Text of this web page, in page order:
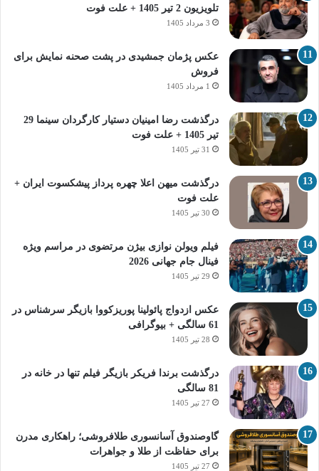
تلویزیون 2 تیر 1405 + علت فوت
3 مرداد 1405
عکس پژمان جمشیدی در پشت صحنه نمایش برای
فروش
1 مرداد 1405
درگذشت رضا امینیان دستیار کارگردان سینما 29
تیر 1405 + علت فوت
31 تیر 1405
درگذشت میهن اعلا چهره پرداز پیشکسوت ایران +
علت فوت
30 تیر 1405
فیلم ویولن نوازی بیژن مرتضوی در مراسم ویژه
فینال جام جهانی 2026
29 تیر 1405
عکس ازدواج پائولینا پوریزکووا بازیگر سرشناس در
61 سالگی + بیوگرافی
28 تیر 1405
درگذشت برندا فریکر بازیگر فیلم تنها در خانه در
81 سالگی
27 تیر 1405
گاوصندوق آسانسوری طلافروشی؛ راهکاری مدرن
برای حفاظت از طلا و جواهرات
27 تیر 1405